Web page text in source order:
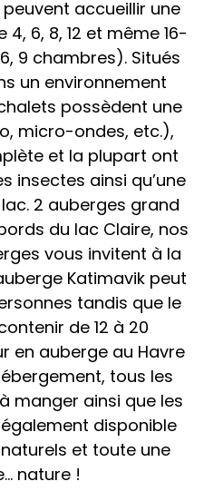
accueillir une
6, 8, 12 et même 16-
9 chambres). Situés
un environnement
possèdent une
micro-ondes, etc.),
et la plupart ont
insectes ainsi qu’une
2 auberges grand
du lac Claire, nos
vous invitent à la
Katimavik peut
tandis que le
de 12 à 20
en auberge au Havre
tous les
manger ainsi que les
disponible
et toute une
nature !